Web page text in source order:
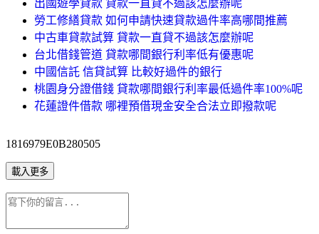
出國遊學貸款 貸款一直貸不過該怎麼辦呢
勞工修繕貸款 如何申請快速貸款過件率高哪間推薦
中古車貸款試算 貸款一直貸不過該怎麼辦呢
台北借錢管道 貸款哪間銀行利率低有優惠呢
中國信託 信貸試算 比較好過件的銀行
桃園身分證借錢 貸款哪間銀行利率最低過件率100%呢
花蓮證件借款 哪裡預借現金安全合法立即撥款呢
1816979E0B280505
載入更多